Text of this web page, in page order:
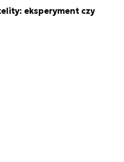
eksperyment czy